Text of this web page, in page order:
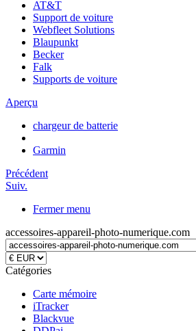
AT&T
Support de voiture
Webfleet Solutions
Blaupunkt
Becker
Falk
Supports de voiture
Aperçu
chargeur de batterie
Garmin
Précédent
Suiv.
Fermer menu
accessoires-appareil-photo-numerique.com
Catégories
Carte mémoire
iTracker
Blackvue